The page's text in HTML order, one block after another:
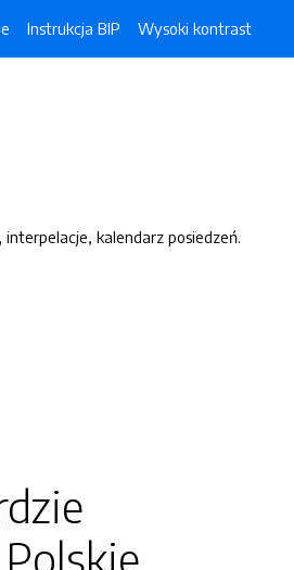
Instrukcja BIP Wysoki kontrast
interpelacje, kalendarz posiedzeń.